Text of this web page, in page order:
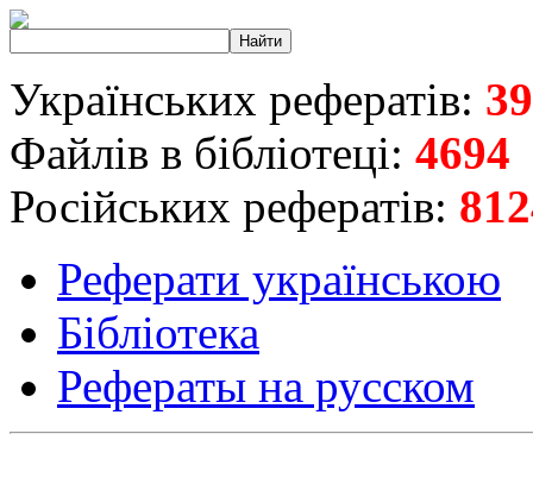
Українських рефератів:
Файлів в бібліотеці: 4694
Російських рефератів:
Реферати українською
Бібліотека
Рефераты на русском